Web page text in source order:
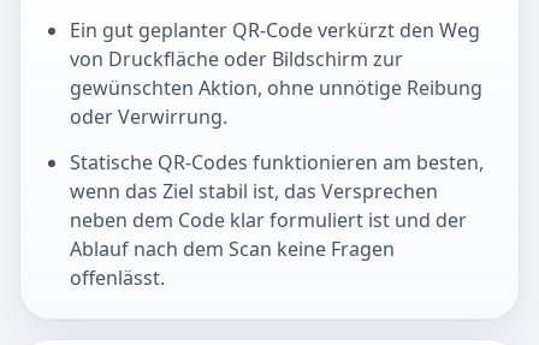
Ein gut geplanter QR-Code verkürzt den Weg
von Druckfläche oder Bildschirm zur
gewünschten Aktion, ohne unnötige Reibung
oder Verwirrung.
Statische QR-Codes funktionieren am besten,
wenn das Ziel stabil ist, das Versprechen
neben dem Code klar formuliert ist und der
Ablauf nach dem Scan keine Fragen
offenlässt.